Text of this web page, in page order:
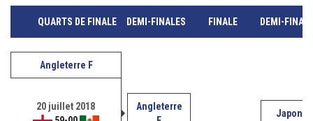
QUARTS DE FINALE DEMI-FINALES FINALE DEMI-
Angleterre F
20 juillet 2018
Angleterre
Japon F